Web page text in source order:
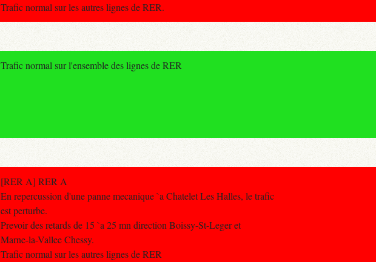
Trafic normal sur les autres lignes de RER.
Trafic normal sur l'ensemble des lignes de RER
[RER A] RER A
En repercussion d'une panne mecanique `a Chatelet Les Halles, le trafic
est perturbe.
Prevoir des retards de 15 `a 25 mn direction Boissy-St-Leger et
Marne-la-Vallee Chessy.
Trafic normal sur les autres lignes de RER